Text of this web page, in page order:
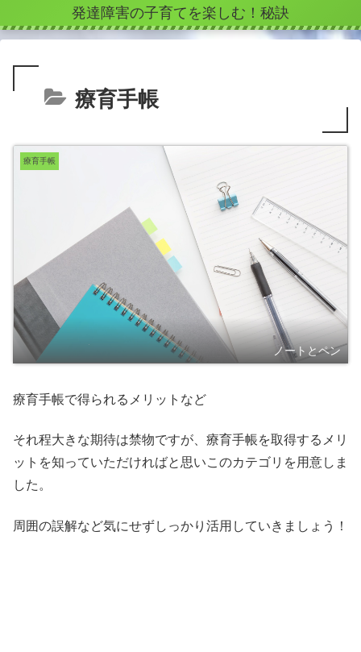
発達障害の子育てを楽しむ！秘訣
療育手帳
療育手帳
ノートとペン
療育手帳で得られるメリットなど
それ程大きな期待は禁物ですが、療育手帳を取得するメリ
ットを知っていただければと思いこのカテゴリを用意しま
した。
周囲の誤解など気にせずしっかり活用していきましょう！